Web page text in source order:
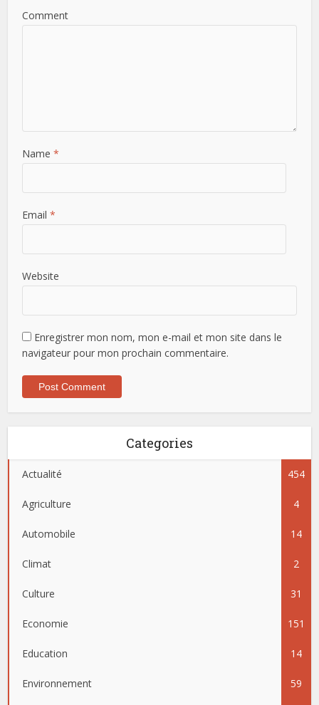
Comment
Name *
Email *
Website
Enregistrer mon nom, mon e-mail et mon site dans le
navigateur pour mon prochain commentaire.
Categories
Actualité 454
Agriculture 4
Automobile 14
Climat 2
Culture 31
Economie 151
Education 14
Environnement 59